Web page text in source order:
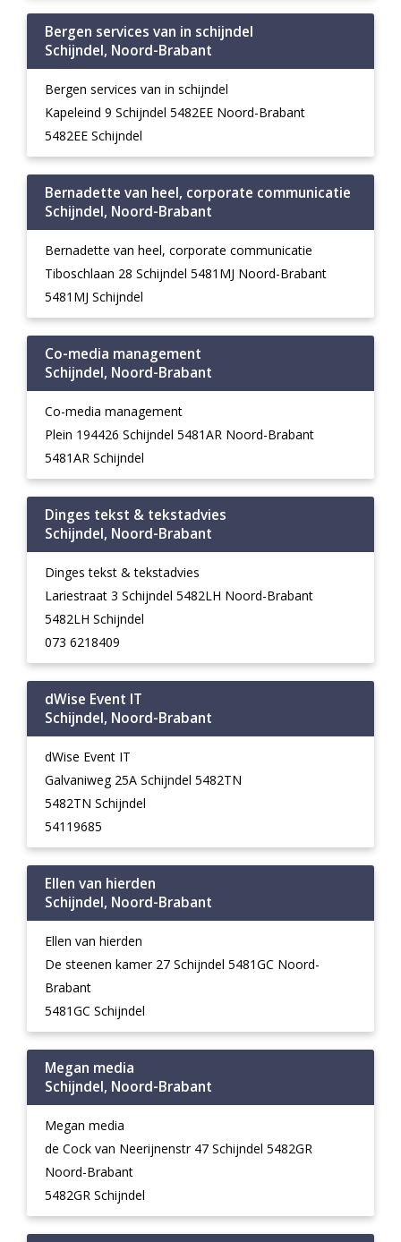
Bergen services van in schijndel
Schijndel, Noord-Brabant
Bergen services van in schijndel
Kapeleind 9 Schijndel 5482EE Noord-Brabant
5482EE Schijndel
Bernadette van heel, corporate communicatie
Schijndel, Noord-Brabant
Bernadette van heel, corporate communicatie
Tiboschlaan 28 Schijndel 5481MJ Noord-Brabant
5481MJ Schijndel
Co-media management
Schijndel, Noord-Brabant
Co-media management
Plein 194426 Schijndel 5481AR Noord-Brabant
5481AR Schijndel
Dinges tekst & tekstadvies
Schijndel, Noord-Brabant
Dinges tekst & tekstadvies
Lariestraat 3 Schijndel 5482LH Noord-Brabant
5482LH Schijndel
073 6218409
dWise Event IT
Schijndel, Noord-Brabant
dWise Event IT
Galvaniweg 25A Schijndel 5482TN
5482TN Schijndel
54119685
Ellen van hierden
Schijndel, Noord-Brabant
Ellen van hierden
De steenen kamer 27 Schijndel 5481GC Noord-
Brabant
5481GC Schijndel
Megan media
Schijndel, Noord-Brabant
Megan media
de Cock van Neerijnenstr 47 Schijndel 5482GR
Noord-Brabant
5482GR Schijndel